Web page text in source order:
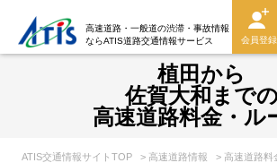
高速道路・一般道の渋滞・事故情報
ならATIS道路交通情報サービス
会員登録
植田から
佐賀大和までの
高速道路料金・ル
ATIS交通情報サイトTOP > 高速道路情報 > 高速道路料